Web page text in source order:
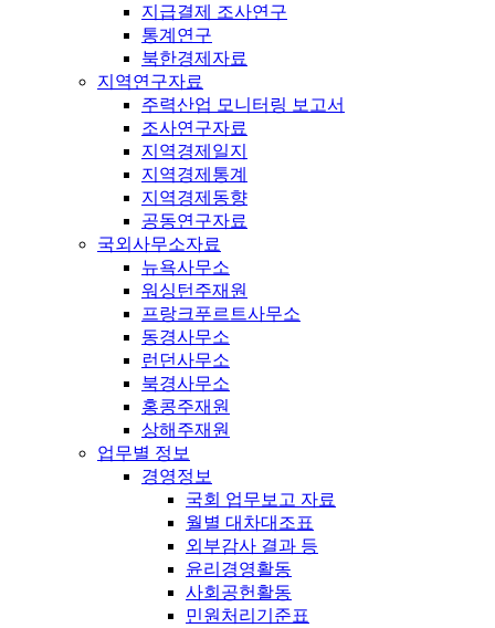
지급결제 조사연구
통계연구
북한경제자료
지역연구자료
주력산업 모니터링 보고서
조사연구자료
지역경제일지
지역경제통계
지역경제동향
공동연구자료
국외사무소자료
뉴욕사무소
워싱턴주재원
프랑크푸르트사무소
동경사무소
런던사무소
북경사무소
홍콩주재원
상해주재원
업무별 정보
경영정보
국회 업무보고 자료
월별 대차대조표
외부감사 결과 등
윤리경영활동
사회공헌활동
민원처리기준표